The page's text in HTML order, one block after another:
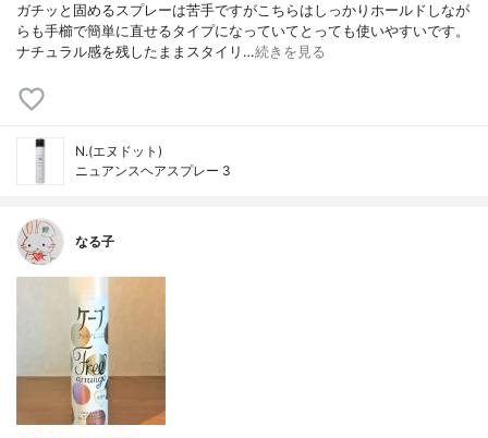
ガチッと固めるスプレーは苦手ですがこちらはしっかりホールドしなが
らも手櫛で簡単に直せるタイプになっていてとっても使いやすいです。
ナチュラル感を残したままスタイリ…続きを見る
N.(エヌドット)
ニュアンスヘアスプレー 3
なる子